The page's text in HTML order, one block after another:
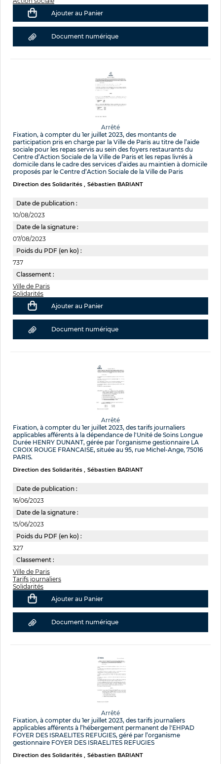
Ajouter au Panier
Document numérique
Arrêté
Fixation, à compter du 1er juillet 2023, des montants de
participation pris en charge par la Ville de Paris au titre de l’aide
sociale pour les repas servis au sein des foyers restaurants du
Centre d’Action Sociale de la Ville de Paris et les repas livrés à
domicile dans le cadre des services d’aides au maintien à domicile
proposés par le Centre d’Action Sociale de la Ville de Paris
Direction des Solidarités Sébastien BARIANT
Date de publication :
10/08/2023
Date de la signature :
07/08/2023
Poids du PDF (en ko) :
737
Classement :
Ville de Paris
Solidarités
Ajouter au Panier
Document numérique
Arrêté
Fixation, à compter du 1er juillet 2023, des tarifs journaliers
applicables afférents à la dépendance de l'Unité de Soins Longue
Durée HENRY DUNANT, gérée par l’organisme gestionnaire LA
CROIX ROUGE FRANCAISE, située au 95, rue Michel-Ange, 75016
PARIS.
Direction des Solidarités Sébastien BARIANT
Date de publication :
16/06/2023
Date de la signature :
15/06/2023
Poids du PDF (en ko) :
327
Classement :
Ville de Paris
Tarifs journaliers
Solidarités
Ajouter au Panier
Document numérique
Arrêté
Fixation, à compter du 1er juillet 2023, des tarifs journaliers
applicables afférents à l’hébergement permanent de l'EHPAD
FOYER DES ISRAELITES REFUGIES, géré par l’organisme
gestionnaire FOYER DES ISRAELITES REFUGIES
Direction des Solidarités Sébastien BARIANT